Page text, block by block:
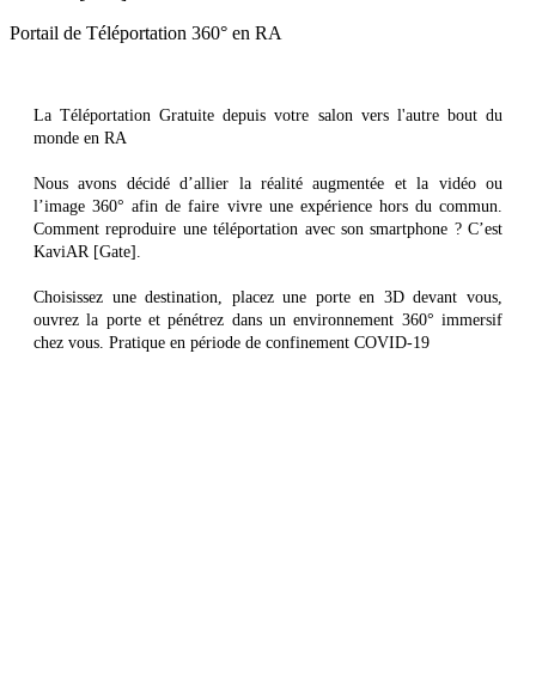
Portail de Téléportation 360° en RA
La Téléportation Gratuite depuis votre salon vers l'autre bout du
monde en RA
Nous avons décidé d’allier la réalité augmentée et la vidéo ou
l’image 360° afin de faire vivre une expérience hors du commun.
Comment reproduire une téléportation avec son smartphone ? C’est
KaviAR [Gate].
Choisissez une destination, placez une porte en 3D devant vous,
ouvrez la porte et pénétrez dans un environnement 360° immersif
chez vous. Pratique en période de confinement COVID-19